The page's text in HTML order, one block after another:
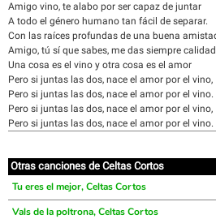
Amigo vino, te alabo por ser capaz de juntar
A todo el género humano tan fácil de separar.
Con las raíces profundas de una buena
Amigo, tú sí que sabes, me das siempre calidad
Una cosa es el vino y otra cosa es el amor
Pero si juntas las dos, nace el amor por el vino,
Pero si juntas las dos, nace el amor por el vino.
Pero si juntas las dos, nace el amor por el vino,
Pero si juntas las dos, nace el amor por el vino.
Otras canciones de Celtas Cortos
Tu eres el mejor, Celtas Cortos
Vals de la poltrona, Celtas Cortos